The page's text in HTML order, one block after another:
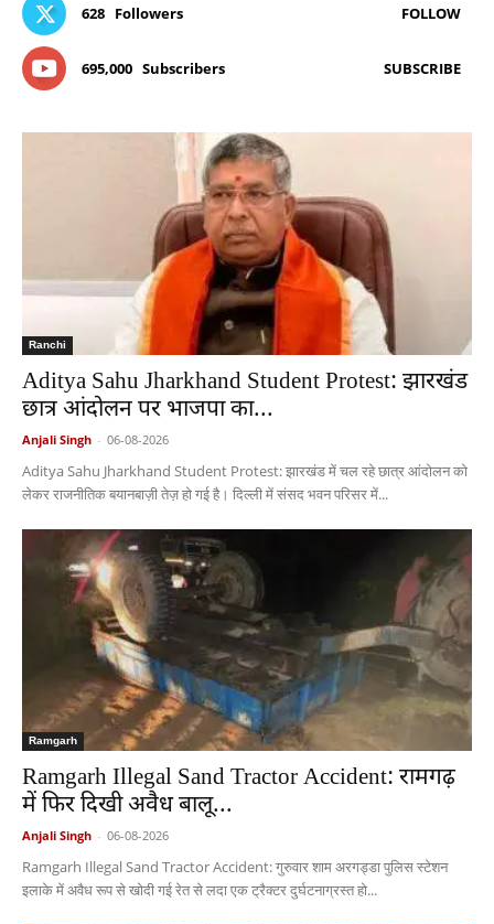
628 Followers FOLLOW
695,000 Subscribers SUBSCRIBE
Ranchi
Aditya Sahu Jharkhand Student Protest: झारखंड
छात्र आंदोलन पर भाजपा का...
Anjali Singh - 06-08-2026
Aditya Sahu Jharkhand Student Protest: झारखंड में चल रहे छात्र आंदोलन को
लेकर राजनीतिक बयानबाज़ी तेज़ हो गई है। दिल्ली में संसद भवन परिसर में...
Ramgarh
Ramgarh Illegal Sand Tractor Accident: रामगढ़
में फिर दिखी अवैध बालू...
Anjali Singh - 06-08-2026
Ramgarh Illegal Sand Tractor Accident: गुरुवार शाम अरगड्डा पुलिस स्टेशन
इलाके में अवैध रूप से खोदी गई रेत से लदा एक ट्रैक्टर दुर्घटनाग्रस्त हो...